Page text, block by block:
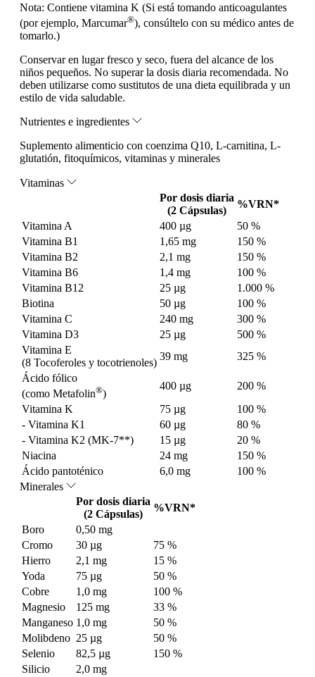
Nota: Contiene vitamina K (Si está tomando anticoagulantes
(por ejemplo, Marcumar®), consúltelo con su médico antes de
tomarlo.)
Conservar en lugar fresco y seco, fuera del alcance de los
niños pequeños. No superar la dosis diaria recomendada. No
deben utilizarse como sustitutos de una dieta equilibrada y un
estilo de vida saludable.
Nutrientes e ingredientes
Suplemento alimenticio con coenzima Q10, L-carnitina, L-
glutatión, fitoquímicos, vitaminas y minerales
Vitaminas
Por dosis diaria
(2 Cápsulas)
%VRN*
Vitamina A
400 µg
50 %
Vitamina B1
1,65 mg
150 %
Vitamina B2
2,1 mg
150 %
Vitamina B6
1,4 mg
100 %
Vitamina B12
25 µg
1.000 %
Biotina
50 µg
100 %
Vitamina C
240 mg
300 %
Vitamina D3
25 µg
500 %
Vitamina E
(8 Tocoferoles y tocotrienoles)
39 mg
325 %
Ácido fólico
(como Metafolin®)
400 µg
200 %
Vitamina K
75 µg
100 %
- Vitamina K1
60 µg
80 %
- Vitamina K2 (MK-7**)
15 µg
20 %
Niacina
24 mg
150 %
Ácido pantoténico
6,0 mg
100 %
Minerales
Por dosis diaria
(2 Cápsulas)
%VRN*
Boro
0,50 mg
Cromo
30 µg
75 %
Hierro
2,1 mg
15 %
Yoda
75 µg
50 %
Cobre
1,0 mg
100 %
Magnesio
125 mg
33 %
Manganeso 1,0 mg
50 %
Molibdeno 25 µg
50 %
Selenio
82,5 µg
150 %
Silicio
2,0 mg